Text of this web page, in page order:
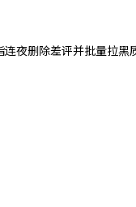
夜删除差评并批量拉黑